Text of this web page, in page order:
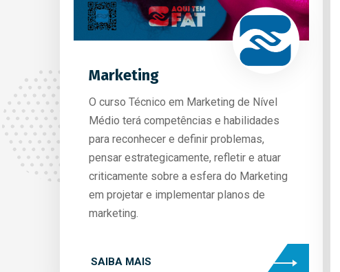
Marketing
O curso Técnico em Marketing de Nível
Médio terá competências e habilidades
para reconhecer e definir problemas,
pensar estrategicamente, refletir e atuar
criticamente sobre a esfera do Marketing
em projetar e implementar planos de
marketing.
SAIBA MAIS